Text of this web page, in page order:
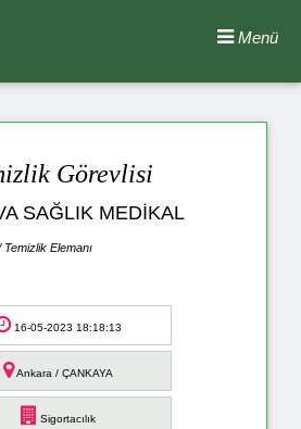
Menü
Görevlisi
SAĞLIK MEDİKAL
Temizlik Elemanı
16-05-2023 18:18:13
Ankara / ÇANKAYA
Sigortacılık